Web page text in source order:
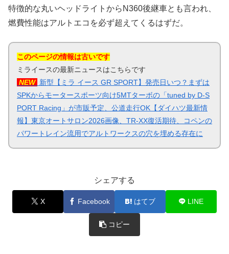
特徴的な丸いヘッドライトからN360後継車とも言われ、
燃費性能はアルトエコを必ず超えてくるはずだ。
このページの情報は古いです
ミライースの最新ニュースはこちらです
NEW 新型【ミラ イース GR SPORT】発売日いつ？まずは
SPKからモータースポーツ向け5MTターボの「tuned by D-S
PORT Racing」が市販予定、公道走行OK【ダイハツ最新情
報】東京オートサロン2026画像、TR-XX復活期待、コペンの
パワートレイン流用でアルトワークスの穴を埋める存在に
シェアする
X Facebook はてブ LINE
コピー